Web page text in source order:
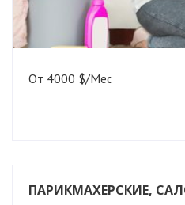
От 4000 $/Мес
ПАРИКМАХЕРСКИЕ,